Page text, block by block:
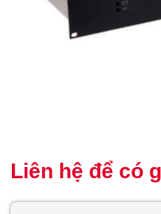
Liên hệ để có